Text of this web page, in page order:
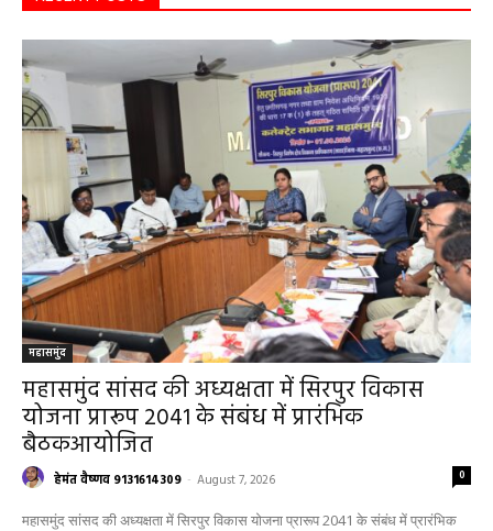
महासमुंद
महासमुंद सांसद की अध्यक्षता में सिरपुर विकास
योजना प्रारूप 2041 के संबंध में प्रारंभिक
बैठकआयोजित
हेमंत वैष्णव 9131614309 - August 7, 2026 0
महासमुंद सांसद की अध्यक्षता में सिरपुर विकास योजना प्रारूप 2041 के संबंध में प्रारंभिक